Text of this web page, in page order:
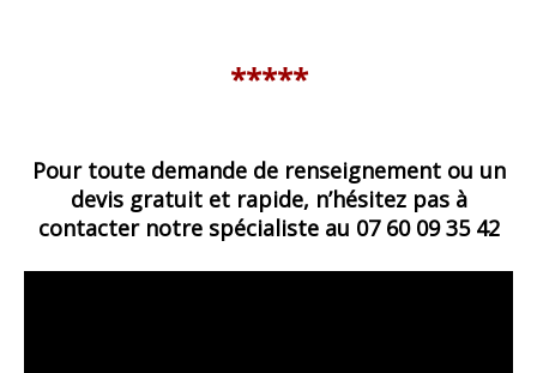
*****
Pour toute demande de renseignement ou un
devis gratuit et rapide, n’hésitez pas à
contacter notre spécialiste au 07 60 09 35 42